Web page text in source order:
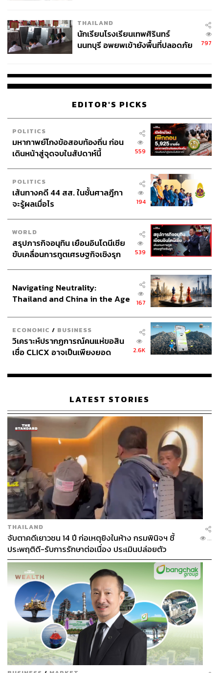
จ่ายหนี้-แอบระบุแบรนด์
THAILAND
นักเรียนโรงเรียนเทพศิรินทร์
นนทบุรี อพยพเข้ายังพื้นที่ปลอดภัย
797
EDITOR'S PICKS
POLITICS
มหากาพย์โกงข้อสอบท้องถิ่น ก่อน
เดินหน้าสู่จุดจบในสัปดาห์นี้
559
POLITICS
เส้นทางคดี 44 สส. ในชั้นศาลฎีกา
จะรู้ผลเมื่อไร
194
WORLD
สรุปภารกิจอนุทิน เยือนอินโดนีเซีย
ขับเคลื่อนการทูตเศรษฐกิจเชิงรุก
539
Navigating Neutrality:
Thailand and China in the Age
167
ECONOMIC / BUSINESS
วิเคราะห์ปรากฏการณ์คนแห่ขอสิน
เชื่อ CLICX อาจเป็นเพียงยอด
เรือนไทยที่ถูกซุกไว้
2.6K
LATEST STORIES
THAILAND
จับตาคดีเยาวชน 14 ปี ก่อเหตุยิงในห้าง กรมพินิจฯ ชี้
ประพฤติดี-รับการรักษาต่อเนื่อง ประเมินปล่อยตัว
...